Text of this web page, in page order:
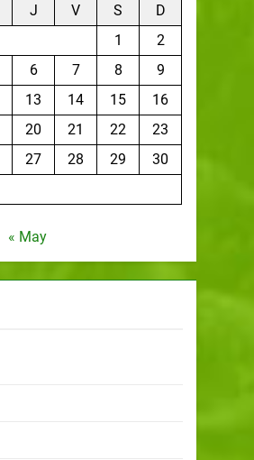
J V S
D
1
2
6 7 8
9
13 14 15
16
20 21 22
23
27 28 29
30
« May